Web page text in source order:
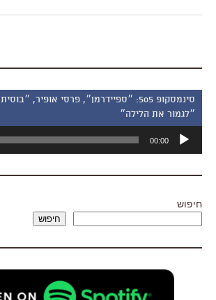
סינמסקופ 505: ״ספיידרמן״, פרסי אופיר,
״לגמור את הלילה״
אודיו
00:00
חיפוש
חיפוש